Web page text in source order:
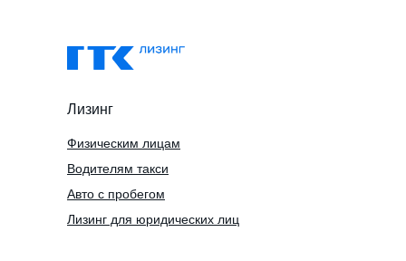
Лизинг
Водителям такси
Физическим лицам
Авто с пробегом
Лизинг для юридических лиц